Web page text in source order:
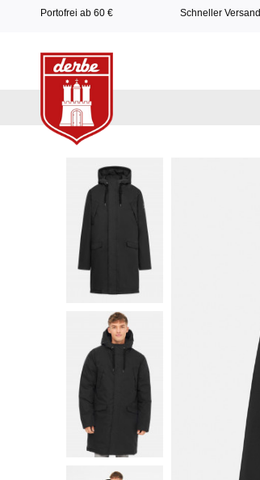
Portofrei ab 60 € Schneller Versand